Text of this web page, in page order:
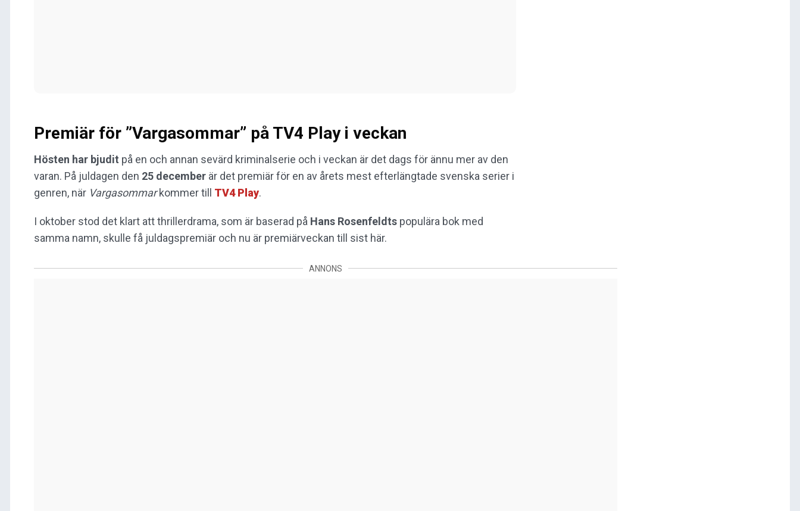
Premiär för ”Vargasommar” på TV4 Play i veckan
Hösten har bjudit på en och annan sevärd kriminalserie och i veckan är det dags för ännu mer av den
varan. På juldagen den 25 december är det premiär för en av årets mest efterlängtade svenska serier i
genren, när Vargasommarkommer till TV4 Play.
I oktober stod det klart att thrillerdrama, som är baserad på Hans Rosenfeldts populära bok med
samma namn, skulle få juldagspremiär och nu är premiärveckan till sist här.
ANNONS